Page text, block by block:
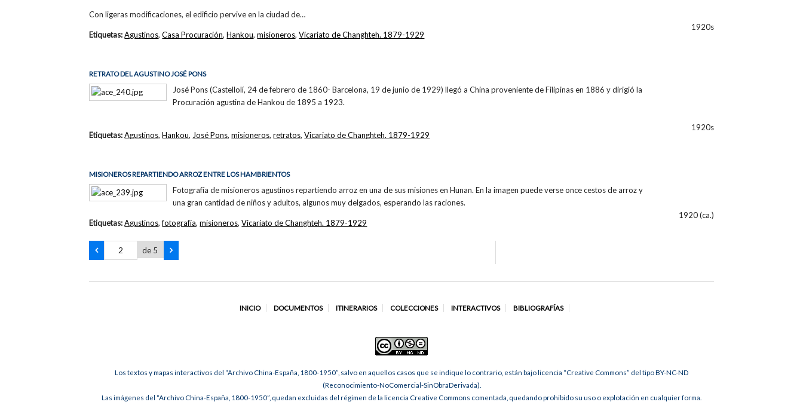
Con ligeras modificaciones, el edificio pervive en la ciudad de…
1920s
Etiquetas:Agustinos,Casa Procuración,Hankou,misioneros,Vicariato de Changhteh. 1879-1929
RETRATO DEL AGUSTINO JOSÉ PONS
José Pons (Castellolí, 24 de febrero de 1860- Barcelona, 19 de junio de 1929) llegó a China proveniente de Filipinas en 1886 y dirigió la
Procuración agustina de Hankou de 1895 a 1923.
1920s
Etiquetas:Agustinos,Hankou, José Pons,misioneros,retratos,Vicariato de Changhteh. 1879-1929
MISIONEROS REPARTIENDO ARROZ ENTRE LOS HAMBRIENTOS
Fotografía de misioneros agustinos repartiendo arroz en una de sus misiones en Hunan. En la imagen puede verse once cestos de arroz y
una gran cantidad de niños y adultos, algunos muy delgados, esperando las raciones.
1920 (ca.)
Etiquetas:Agustinos,fotografía,misioneros,Vicariato de Changhteh. 1879-1929
de 5
INICIO DOCUMENTOS ITINERARIOS COLECCIONES INTERACTIVOS BIBLIOGRAFÍAS
Los textos y mapas interactivos del “Archivo China-España, 1800-1950”, salvo en aquellos casos que se indique lo contrario, están bajo licencia “Creative Commons” del tipo BY-NC-ND
(Reconocimiento-NoComercial-SinObraDerivada).
Las imágenes del “Archivo China-España, 1800-1950”, quedan excluidas del régimen de la licencia Creative Commons comentada, quedando prohibido su uso o explotación en cualquier forma.